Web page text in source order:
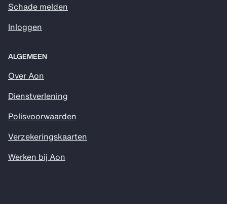
Schade melden
Inloggen
ALGEMEEN
Over Aon
Dienstverlening
Polisvoorwaarden
Verzekeringskaarten
Werken bij Aon